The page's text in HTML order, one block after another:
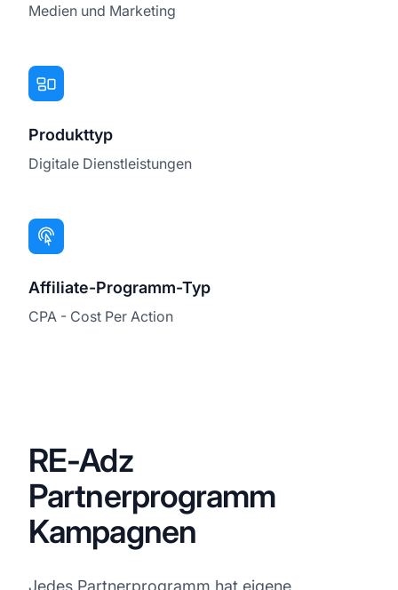
Medien und Marketing
Produkttyp
Digitale Dienstleistungen
Affiliate-Programm-Typ
CPA - Cost Per Action
RE-Adz
Partnerprogramm
Kampagnen
Jedes Partnerprogramm hat eigene